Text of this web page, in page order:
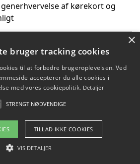
af kørekort og
2026 - Pilanto Aps
×
bruger tracking cookies
til at forbedre brugeroplevelsen. Ved
accepterer du alle cookies i
med vores cookiepolitik. Detaljer
STRENGT NØDVENDIGE
TILLAD IKKE COOKIES
VIS DETALJER